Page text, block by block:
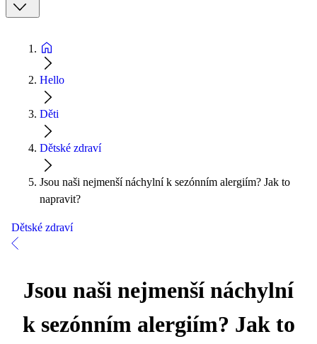
Hello
Děti
Dětské zdraví
Jsou naši nejmenší náchylní k sezónním alergiím? Jak to
napravit?
Dětské zdraví
Jsou naši nejmenší náchylní
k sezónním alergiím? Jak to